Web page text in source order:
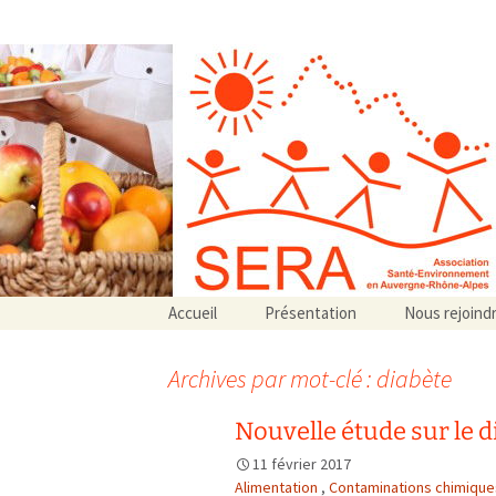
Aller
au
Accueil Présentation
Associations partenaires
Nous
Archives par mot-clé : diabète
Nouvelle étude sur le
11 février 2017
Alimentation , Contaminations